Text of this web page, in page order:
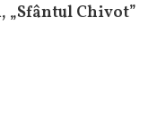
Chivot”